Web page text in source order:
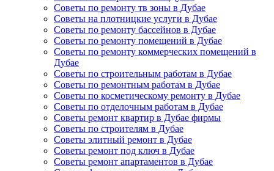
Советы по ремонту тв зоны в Дубае
Советы на плотницкие услуги в Дубае
Советы по ремонту бассейнов в Дубае
Советы по ремонту помещений в Дубае
Советы по ремонту коммерческих помещений в
Дубае
Советы по строительным работам в Дубае
Советы по ремонтным работам в Дубае
Советы по косметическому ремонту в Дубае
Советы по отделочным работам в Дубае
Советы ремонт квартир в Дубае фирмы
Советы по строителям в Дубае
Советы элитный ремонт в Дубае
Советы ремонт под ключ в Дубае
Советы ремонт апартаментов в Дубае